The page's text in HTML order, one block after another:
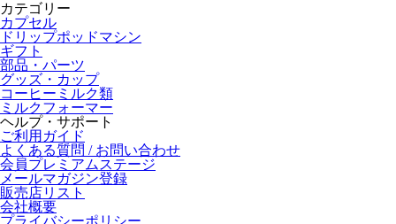
カテゴリー
カプセル
ドリップポッドマシン
ギフト
部品・パーツ
グッズ・カップ
コーヒーミルク類
ミルクフォーマー
ヘルプ・サポート
ご利用ガイド
よくある質問 / お問い合わせ
会員プレミアムステージ
メールマガジン登録
販売店リスト
会社概要